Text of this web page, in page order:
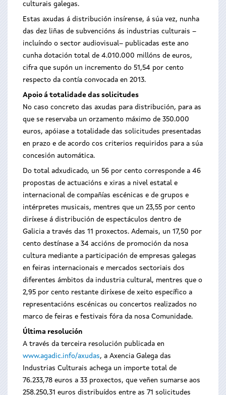
culturais galegas.
Estas axudas á distribución insírense, á súa vez, nunha
das dez liñas de subvencións ás industrias culturais –
incluíndo o sector audiovisual– publicadas este ano
cunha dotación total de 4.010.000 millóns de euros,
cifra que supón un incremento do 51,54 por cento
respecto da contía convocada en 2013.
Apoio á totalidade das solicitudes
No caso concreto das axudas para distribución, para as
que se reservaba un orzamento máximo de 350.000
euros, apóiase a totalidade das solicitudes presentadas
en prazo e de acordo cos criterios requiridos para a súa
concesión automática.
Do total adxudicado, un 56 por cento corresponde a 46
propostas de actuacións e xiras a nivel estatal e
internacional de compañías escénicas e de grupos e
intérpretes musicais, mentres que un 23,55 por cento
diríxese á distribución de espectáculos dentro de
Galicia a través das 11 proxectos. Ademais, un 17,50 por
cento destínase a 34 accións de promoción da nosa
cultura mediante a participación de empresas galegas
en feiras internacionais e mercados sectoriais dos
diferentes ámbitos da industria cultural, mentres que o
2,95 por cento restante diríxese de xeito específico a
representacións escénicas ou concertos realizados no
marco de feiras e festivais fóra da nosa Comunidade.
Última resolución
A través da terceira resolución publicada en
www.agadic.info/axudas, a Axencia Galega das
Industrias Culturais achega un importe total de
76.233,78 euros a 33 proxectos, que veñen sumarse aos
258.250,31 euros distribuídos entre as 71 solicitudes